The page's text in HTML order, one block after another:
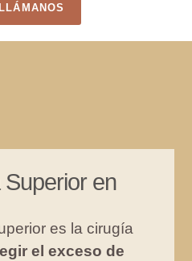
LLÁMANOS
Superior en
es la cirugía
el exceso de